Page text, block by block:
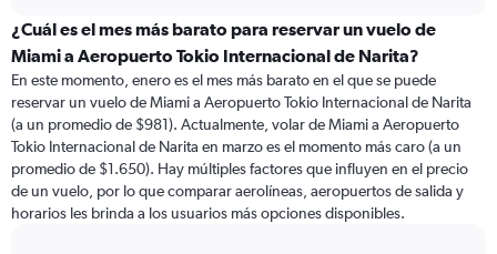
categories.
Range:
categories.
The
chart
has
1
Y
axis
¿Cuál es el mes más barato para reservar un vuelo de
Miami a Aeropuerto Tokio Internacional de Narita?
En este momento, enero es el mes más barato en el que se puede
reservar un vuelo de Miami a Aeropuerto Tokio Internacional de Narita
(a un promedio de $981). Actualmente, volar de Miami a Aeropuerto
Tokio Internacional de Narita en marzo es el momento más caro (a un
promedio de $1.650). Hay múltiples factores que influyen en el precio
de un vuelo, por lo que comparar aerolíneas, aeropuertos de salida y
horarios les brinda a los usuarios más opciones disponibles.